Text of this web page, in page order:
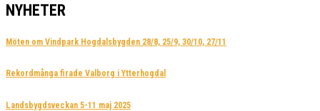
NYHETER
Möten om Vindpark Hogdalsbygden 28/8, 25/9, 30/10, 27/11
Rekordmånga firade Valborg i Ytterhogdal
Landsbygdsveckan 5-11 maj 2025